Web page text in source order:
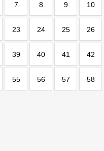
7 8 9 10
23 24 25 26
39 40 41 42
55 56 57 58